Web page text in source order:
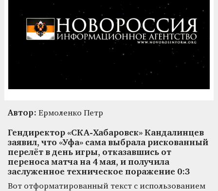
Автор: Ермоленко Петр
Гендиректор «СКА-Хабаровск» Кандалинцев
заявил, что «Уфа» сама выбрала рискованный
перелёт в день игры, отказавшись от
переноса матча на 4 мая, и получила
заслуженное техническое поражение 0:3
Вот отформатированный текст с использованием